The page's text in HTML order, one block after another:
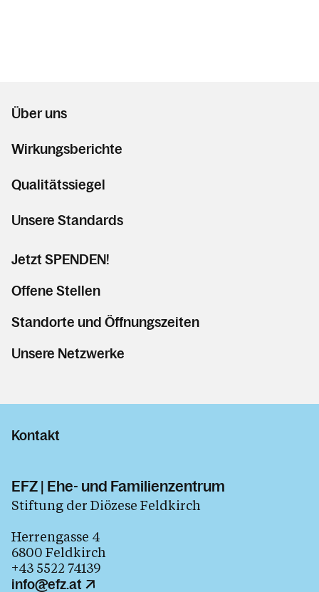
Über uns
Wirkungsberichte
Qualitätssiegel
Unsere Standards
Jetzt SPENDEN!
Offene Stellen
Standorte und Öffnungszeiten
Unsere Netzwerke
Kontakt
EFZ | Ehe- und Familienzentrum
Stiftung der Diözese Feldkirch
Herrengasse 4
6800 Feldkirch
+43 5522 74139
info@efz.at